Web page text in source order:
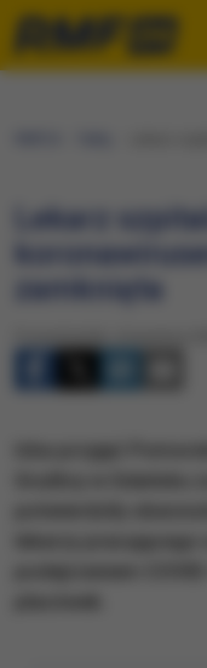
Lekarz
zamknięta